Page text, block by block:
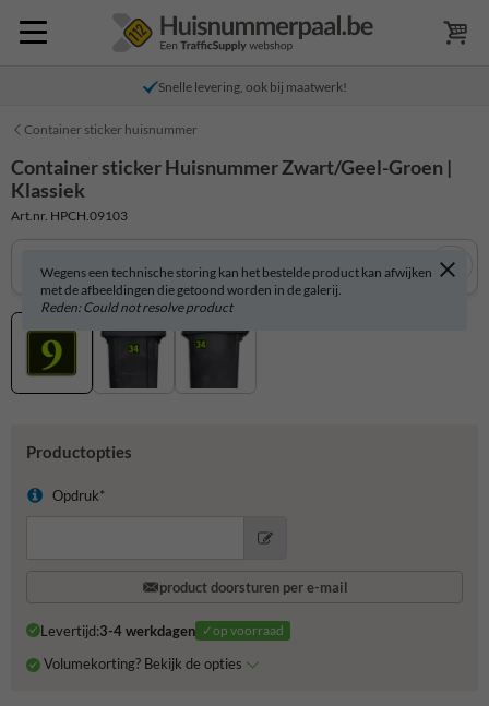
Snelle levering, ook bij maatwerk!
Container sticker huisnummer
Container sticker Huisnummer Zwart/Geel-Groen |
Klassiek
Art.nr. HPCH.09103
Wegens een technische storing kan het bestelde product kan afwijken
met de afbeeldingen die getoond worden in de galerij.
Reden: Could not resolve product
Productopties
Opdruk*
product doorsturen per e-mail
Levertijd:3-4 werkdagen ✓op voorraad
Volumekorting? Bekijk de opties